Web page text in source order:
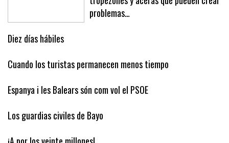
¡A correr, que viene la poli!,
tropezones y aceras que pueden crear
Diez días hábiles
Cuando los turistas permanecen menos tiempo
Espanya i les Balears són com vol el PSOE
Los guardias civiles de Bayo